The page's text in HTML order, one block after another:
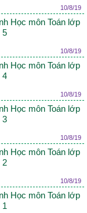
10/8/19
Học môn Toán lớp
5
10/8/19
Học môn Toán lớp
4
10/8/19
Học môn Toán lớp
3
10/8/19
Học môn Toán lớp
2
10/8/19
Học môn Toán lớp
1